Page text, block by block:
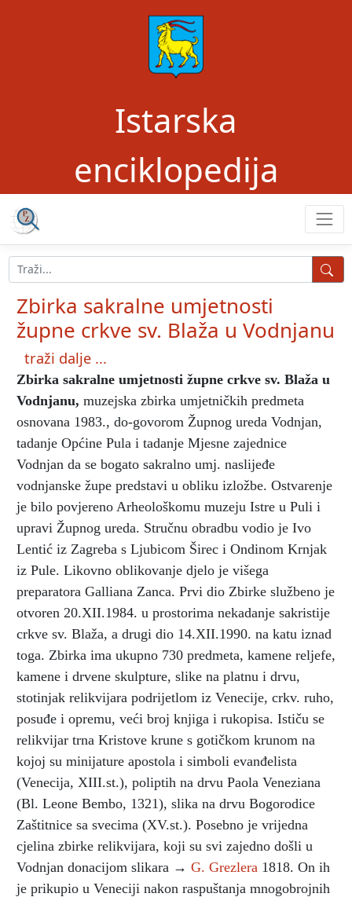
Istarska
enciklopedija
Zbirka sakralne umjetnosti
župne crkve sv. Blaža u Vodnjanu
traži dalje ...
Zbirka sakralne umjetnosti župne crkve sv. Blaža u
Vodnjanu, muzejska zbirka umjetničkih predmeta
osnovana 1983., do-govorom Župnog ureda Vodnjan,
tadanje Općine Pula i tadanje Mjesne zajednice
Vodnjan da se bogato sakralno umj. naslijeđe
vodnjanske župe predstavi u obliku izložbe. Ostvarenje
je bilo povjereno Arheološkomu muzeju Istre u Puli i
upravi Župnog ureda. Stručnu obradbu vodio je Ivo
Lentić iz Zagreba s Ljubicom Širec i Ondinom Krnjak
iz Pule. Likovno oblikovanje djelo je višega
preparatora Galliana Zanca. Prvi dio Zbirke službeno je
otvoren 20.XII.1984. u prostorima nekadanje sakristije
crkve sv. Blaža, a drugi dio 14.XII.1990. na katu iznad
toga. Zbirka ima ukupno 730 predmeta, kamene reljefe,
kamene i drvene skulpture, slike na platnu i drvu,
stotinjak relikvijara podrijetlom iz Venecije, crkv. ruho,
posuđe i opremu, veći broj knjiga i rukopisa. Ističu se
relikvijar trna Kristove krune s gotičkom krunom na
kojoj su minijature apostola i simboli evanđelista
(Venecija, XIII.st.), poliptih na drvu Paola Veneziana
(Bl. Leone Bembo, 1321), slika na drvu Bogorodice
Zaštitnice sa svecima (XV.st.). Posebno je vrijedna
cjelina zbirke relikvijara, koji su svi zajedno došli u
Vodnjan donacijom slikara → G. Grezlera 1818. On ih
je prikupio u Veneciji nakon raspuštanja mnogobrojnih